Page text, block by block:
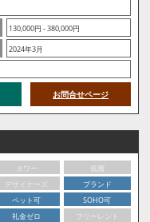
130,000円 - 380,000円
2024年3月
お問合せページ
タワー
低層
デザイナーズ
ブランド
ペット可
SOHO可
礼金ゼロ
フリーレント